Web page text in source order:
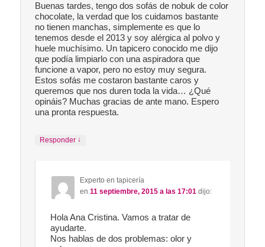
Buenas tardes, tengo dos sofás de nobuk de color
chocolate, la verdad que los cuidamos bastante
no tienen manchas, simplemente es que lo
tenemos desde el 2013 y soy alérgica al polvo y
huele muchísimo. Un tapicero conocido me dijo
que podía limpiarlo con una aspiradora que
funcione a vapor, pero no estoy muy segura.
Estos sofás me costaron bastante caros y
queremos que nos duren toda la vida… ¿Qué
opináis? Muchas gracias de ante mano. Espero
una pronta respuesta.
Responder ↓
Experto en tapicería
en 11 septiembre, 2015 a las 17:01 dijo:
Hola Ana Cristina. Vamos a tratar de
ayudarte.
Nos hablas de dos problemas: olor y